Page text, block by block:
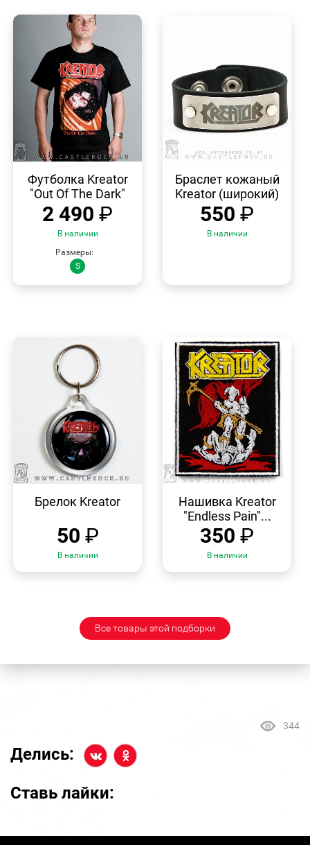
ПРОСМОТР
Футболка Kreator
"Out Of The Dark"
2 490 ₽
В наличии
Размеры:
S
ПРОСМОТР
Браслет кожаный
Kreator (широкий)
550 ₽
В наличии
ПРОСМОТР
Брелок Kreator
50 ₽
В наличии
ПРОСМОТР
Нашивка Kreator
"Endless Pain"...
350 ₽
В наличии
Все товары этой подборки
344
Делись:
Ставь лайки: